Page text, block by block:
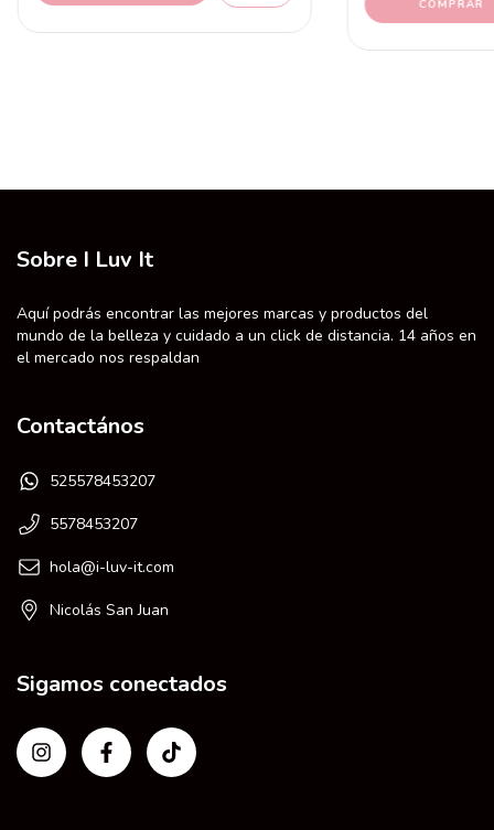
Sobre I Luv It
Aquí podrás encontrar las mejores marcas y productos del
mundo de la belleza y cuidado a un click de distancia. 14 años en
el mercado nos respaldan
Contactános
525578453207
5578453207
hola@i-luv-it.com
Nicolás San Juan
Sigamos conectados